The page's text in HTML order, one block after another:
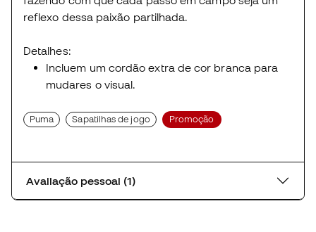
reflexo dessa paixão partilhada.
Detalhes:
Incluem um cordão extra de cor branca para
mudares o visual.
Puma Sapatilhas de jogo Promoção
Avaliação pessoal (1)